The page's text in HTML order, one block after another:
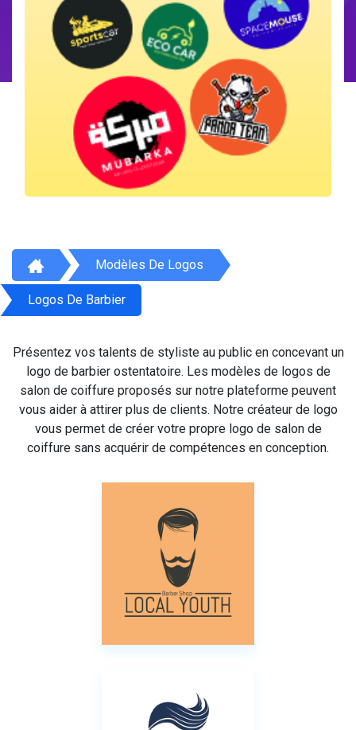
Modèles De Logos
Logos De Barbier
Présentez vos talents de styliste au public en concevant un
logo de barbier ostentatoire. Les modèles de logos de
salon de coiffure proposés sur notre plateforme peuvent
vous aider à attirer plus de clients. Notre créateur de logo
vous permet de créer votre propre logo de salon de
coiffure sans acquérir de compétences en conception.